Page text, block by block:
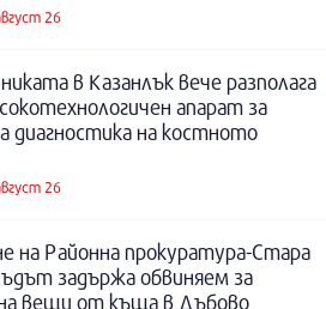
26
в Казанлък вече разполага
апарат за
диагностика на костното
26
на Районна прокуратура-Стара
задържа обвиняем за
вещи от къща в Дъбово